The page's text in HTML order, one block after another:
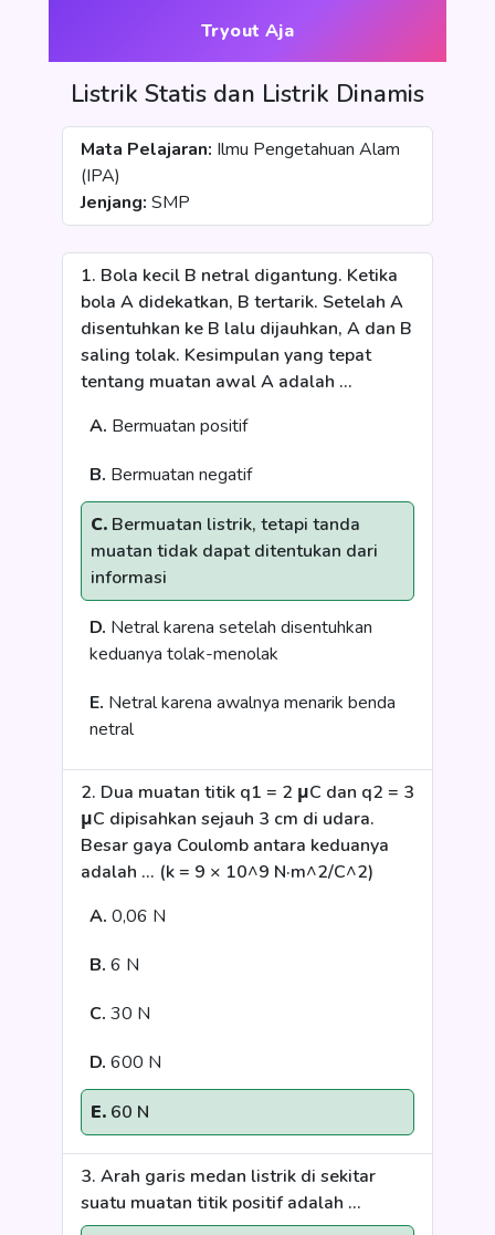
Tryout Aja
Listrik Statis dan Listrik Dinamis
Mata Pelajaran: Ilmu Pengetahuan Alam
(IPA)
Jenjang: SMP
1. Bola kecil B netral digantung. Ketika
bola A didekatkan, B tertarik. Setelah A
disentuhkan ke B lalu dijauhkan, A dan B
saling tolak. Kesimpulan yang tepat
tentang muatan awal A adalah ...
A. Bermuatan positif
B. Bermuatan negatif
C. Bermuatan listrik, tetapi tanda
muatan tidak dapat ditentukan dari
informasi
D. Netral karena setelah disentuhkan
keduanya tolak-menolak
E. Netral karena awalnya menarik benda
netral
2. Dua muatan titik q1 = 2 μC dan q2 = 3
μC dipisahkan sejauh 3 cm di udara.
Besar gaya Coulomb antara keduanya
adalah ... (k = 9 × 10^9 N·m^2/C^2)
A. 0,06 N
B. 6 N
C. 30 N
D. 600 N
E. 60 N
3. Arah garis medan listrik di sekitar
suatu muatan titik positif adalah ...